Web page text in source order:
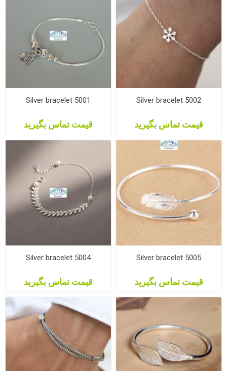
Silver bracelet 5001
قیمت تماس بگیرید
Silver bracelet 5002
قیمت تماس بگیرید
Silver bracelet 5004
قیمت تماس بگیرید
Silver bracelet 5005
قیمت تماس بگیرید